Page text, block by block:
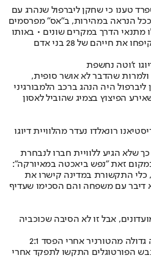
טענו כי שחקן ליברפול שנהרג עם
הנראה במהירות, ב"אס" מפרסמים
מתנאי הדרך במקרים שונים • באותו
ז'וטה נחשפת
ולמרות שהדבר לא אושר סופית,
היה הנהג ברכב הלמבורגיני
הפיצוץ בצמיג שהוביל לאסון
רונאלדו נעדר מהלוויית דיוגו
שלא הגיע ללוויית חברו לנבחרת
זאת "נפש ביאכטה במאיורקה":
כלי התקשורת במדינה קישרו את
דיבר עם משפחה והם הסכימו שעדיף
אבל זו לא הסיבה שכוכביה
הקבוצה הסעודית נפרדה באכזבה גדולה מהטורניר אחרי הפסד 2:1
נבש הפורטוגלים התקשו לתפקד אחרי